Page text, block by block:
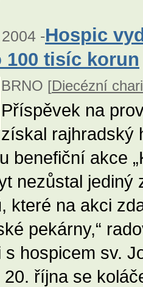
-Hospic
100 tisíc korun
BRNO [Diecézní
Příspěvek na
získal rajhradský
benefiční akce
nezůstal
které na akci
pekárny,“
s hospicem sv.
20. října se